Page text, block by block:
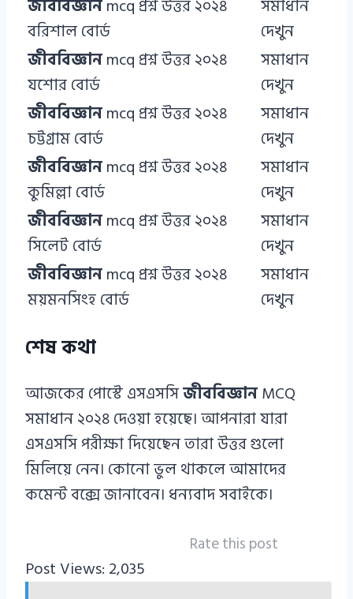
জীববিজ্ঞানmcq প্রশ্ন উত্তর ২০২৪
বরিশাল বোর্ড
সমাধান
দেখুন
জীববিজ্ঞানmcq প্রশ্ন উত্তর ২০২৪
যশোর বোর্ড
সমাধান
দেখুন
জীববিজ্ঞানmcq প্রশ্ন উত্তর ২০২৪
চট্টগ্রাম বোর্ড
সমাধান
দেখুন
জীববিজ্ঞানmcq প্রশ্ন উত্তর ২০২৪
কুমিল্লা বোর্ড
সমাধান
দেখুন
জীববিজ্ঞানmcq প্রশ্ন উত্তর ২০২৪
সিলেট বোর্ড
সমাধান
দেখুন
জীববিজ্ঞানmcq প্রশ্ন উত্তর ২০২৪
ময়মনসিংহ বোর্ড
সমাধান
দেখুন
শেষ কথা
আজকের পোস্টে এসএসসিজীববিজ্ঞানMCQ
সমাধান ২০২৪ দেওয়া হয়েছে। আপনারা যারা
এসএসসি পরীক্ষা দিয়েছেন তারা উত্তর গুলো
মিলিয়ে নেন। কোনো ভুল থাকলে আমাদের
কমেন্ট বক্সে জানাবেন। ধন্যবাদ সবাইকে।
Rate this post
Post Views: 2,035